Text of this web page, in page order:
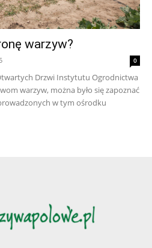
warzyw?
0
Drzwi Instytutu Ogrodnictwa
warzyw, można było się zapoznać
w tym ośrodku